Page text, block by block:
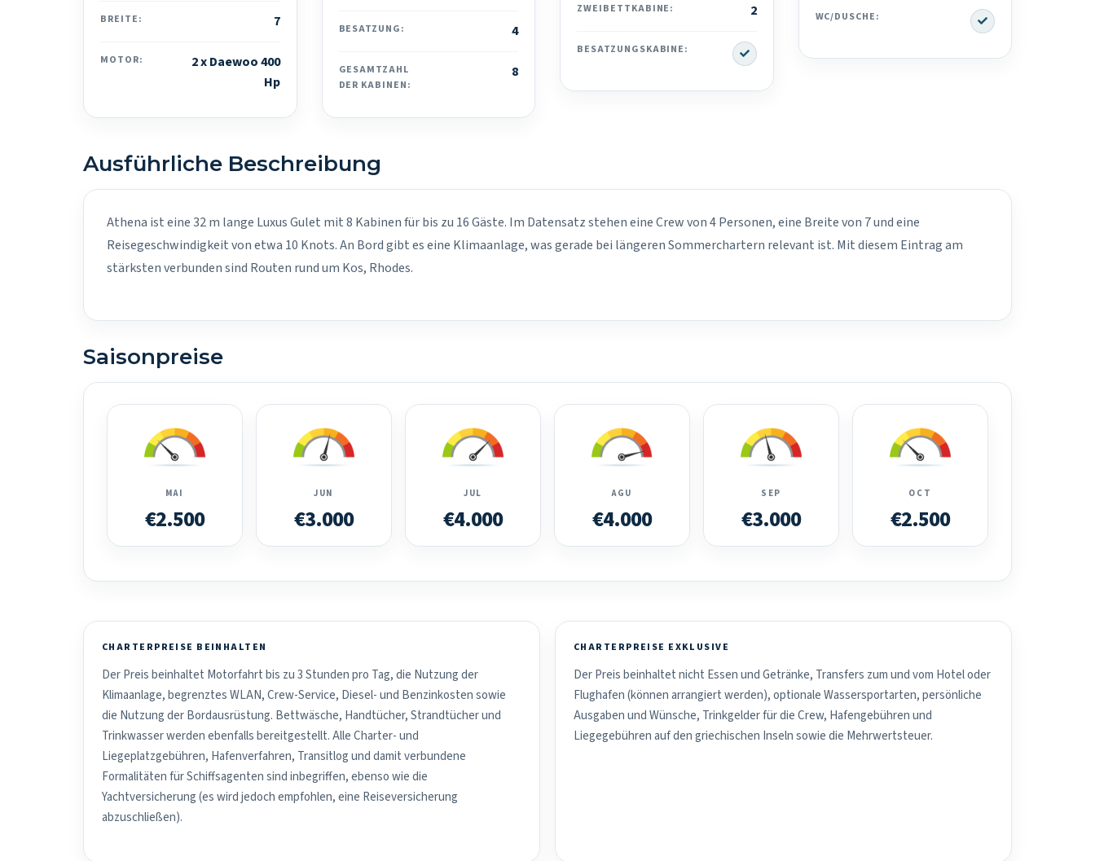
BREITE: 7
MOTOR:
2 x Daewoo 400
Hp
BESATZUNG: 4
GESAMTZAHL
DER KABINEN:
8
ZWEIBETTKABINE: 2
BESATZUNGSKABINE: Yes
WC/DUSCHE: Yes
Ausführliche Beschreibung
Athena ist eine 32 m lange Luxus Gulet mit 8 Kabinen für bis zu 16 Gäste. Im Datensatz stehen eine Crew von 4 Personen, eine Breite von 7 und eine
Reisegeschwindigkeit von etwa 10 Knots. An Bord gibt es eine Klimaanlage, was gerade bei längeren Sommerchartern relevant ist. Mit diesem Eintrag am
stärksten verbunden sind Routen rund um Kos, Rhodes.
Saisonpreise
MAI
€2.500
JUN
€3.000
JUL
€4.000
AGU
€4.000
SEP
€3.000
OCT
€2.500
CHARTERPREISE BEINHALTEN
Der Preis beinhaltet Motorfahrt bis zu 3 Stunden pro Tag, die Nutzung der
Klimaanlage, begrenztes WLAN, Crew-Service, Diesel- und Benzinkosten sowie
die Nutzung der Bordausrüstung. Bettwäsche, Handtücher, Strandtücher und
Trinkwasser werden ebenfalls bereitgestellt. Alle Charter- und
Liegeplatzgebühren, Hafenverfahren, Transitlog und damit verbundene
Formalitäten für Schiffsagenten sind inbegriffen, ebenso wie die
Yachtversicherung (es wird jedoch empfohlen, eine Reiseversicherung
abzuschließen).
CHARTERPREISE EXKLUSIVE
Der Preis beinhaltet nicht Essen und Getränke, Transfers zum und vom Hotel oder
Flughafen (können arrangiert werden), optionale Wassersportarten, persönliche
Ausgaben und Wünsche, Trinkgelder für die Crew, Hafengebühren und
Liegegebühren auf den griechischen Inseln sowie die Mehrwertsteuer.